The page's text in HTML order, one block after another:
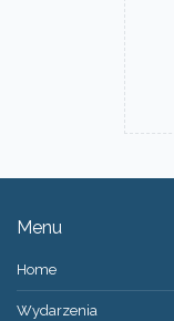
Menu
Home
Wydarzenia